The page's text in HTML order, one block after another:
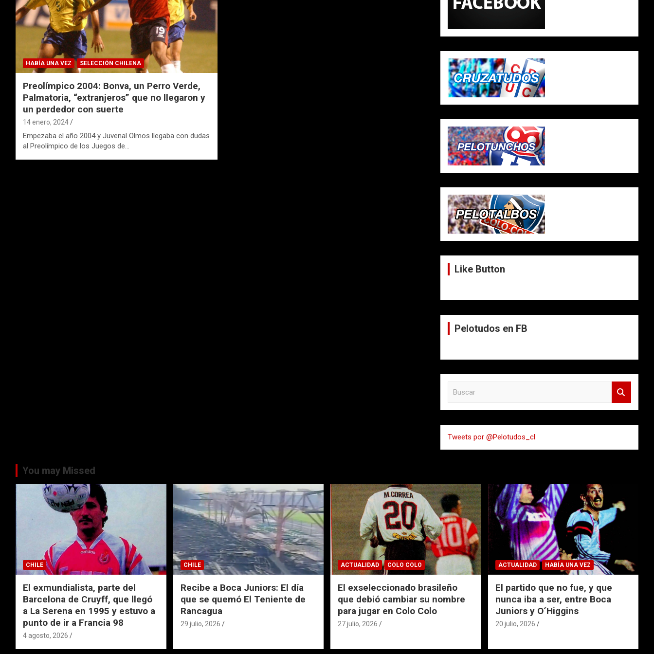
HABÍA UNA VEZ SELECCIÓN CHILENA
Preolímpico 2004: Bonva, un Perro Verde,
Palmatoria, “extranjeros” que no llegaron y
un perdedor con suerte
14 enero, 2024
Empezaba el año 2004 y Juvenal Olmos llegaba con dudas
al Preolímpico de los Juegos de…
Like Button
Pelotudos en FB
a
r
Tweets por @Pelotudos_cl
You may Missed
CHILE
El exmundialista, parte del
Barcelona de Cruyff, que llegó
a La Serena en 1995 y estuvo a
punto de ir a Francia 98
4 agosto, 2026
CHILE
Recibe a Boca Juniors: El día
que se quemó El Teniente de
Rancagua
29 julio, 2026
ACTUALIDAD COLO COLO
El exseleccionado brasileño
que debió cambiar su nombre
para jugar en Colo Colo
27 julio, 2026
ACTUALIDAD HABÍA UNA VEZ
El partido que no fue, y que
nunca iba a ser, entre Boca
Juniors y O´Higgins
20 julio, 2026